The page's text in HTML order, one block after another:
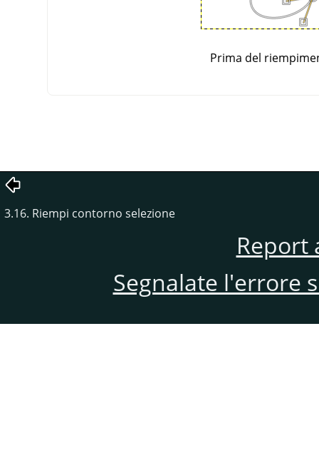
Prima del
3.16. Riempi contorno selezione
Report
Segnalate l'errore